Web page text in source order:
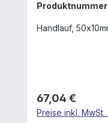
Handlauf,
Regulärer Preis:
67,04 €
Preise inkl.